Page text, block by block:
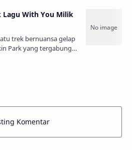
With You Milik
trek bernuansa gelap
Park yang tergabung
mereka, Hybrid
spesial kare…
Komentar